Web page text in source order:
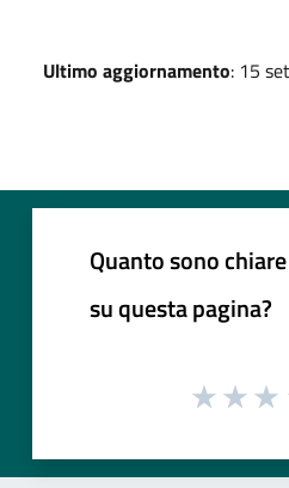
Ultimo aggiornamento: 15
Quanto sono
su questa pagina?